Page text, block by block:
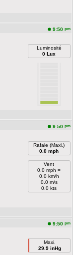
9:50 pm
Luminosité
0 Lux
9:50 pm
Rafale (Maxi.)
0.0 mph
Vent
0.0 mph =
0.0 km/h
0.0 m/s
0.0 kts
9:50 pm
Maxi.
29.9 inHg